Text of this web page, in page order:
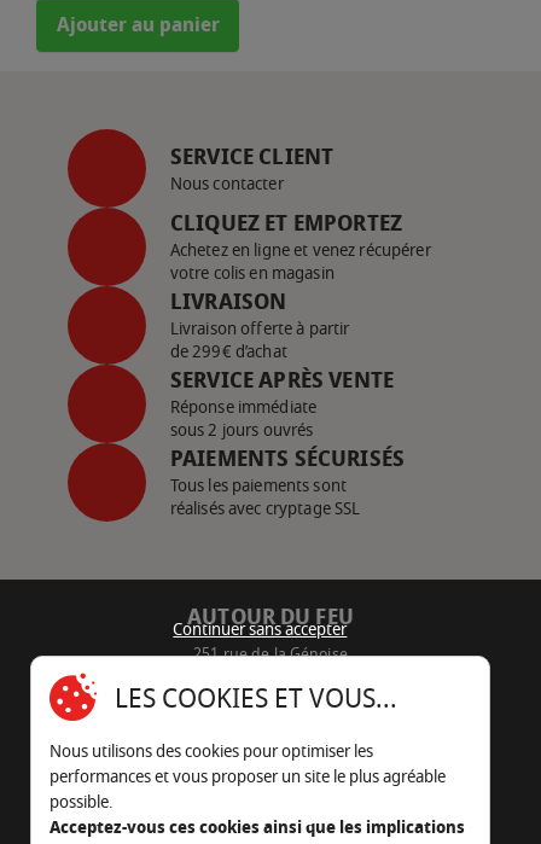
Ajouter au panier
SERVICE CLIENT
Nous contacter
CLIQUEZ ET EMPORTEZ
Achetez en ligne et venez récupérer
votre colis en magasin
LIVRAISON
Livraison offerte à partir
de 299€ d’achat
SERVICE APRÈS VENTE
Réponse immédiate
sous 2 jours ouvrés
PAIEMENTS SÉCURISÉS
Tous les paiements sont
réalisés avec cryptage SSL
AUTOUR DU FEU
251 rue de la Génoise
05 45 22 98 09
Nous envoyer un e-mail
Continuer sans accepter
LES COOKIES ET VOUS...
Nous utilisons des cookies pour optimiser les
performances et vous proposer un site le plus agréable
possible.
Acceptez-vous ces cookies ainsi que les implications